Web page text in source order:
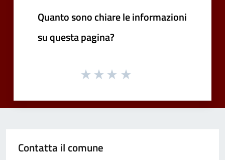
Quanto sono chiare le informazioni
su questa pagina?
Contatta il comune